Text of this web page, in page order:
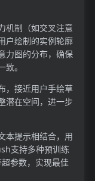
机制（如交叉注意
户绘制的实例轮廓
力图的分布，确保
。
，接近用户手绘草
潜在空间，进一步
本提示相结合，用
支持多种预训练
参数，实现最佳